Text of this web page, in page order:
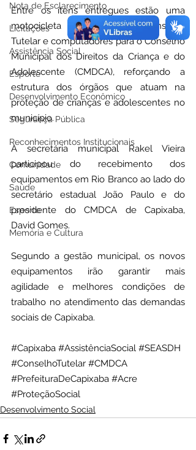
Nota de Esclarecimento
Licitações
Assistência Social
Esporte
Desenvolvimento Econômico
Segurança Pública
Reconhecimentos Institucionais
Comunidade
Saúde
Esporte
Memória e Cultura
Entre os itens entregues estão uma
motocicleta destinada ao Conselho
Tutelar e computadores para o Conselho
Municipal dos Direitos da Criança e do
Adolescente (CMDCA), reforçando a
estrutura dos órgãos que atuam na
proteção de crianças e adolescentes no
município.
A secretária municipal Rakel Vieira
participou do recebimento dos
equipamentos em Rio Branco ao lado do
secretário estadual João Paulo e do
presidente do CMDCA de Capixaba,
David Gomes.
Segundo a gestão municipal, os novos
equipamentos irão garantir mais
agilidade e melhores condições de
trabalho no atendimento das demandas
sociais de Capixaba.
#Capixaba #AssistênciaSocial #SEASDH
#ConselhoTutelar #CMDCA
#PrefeituraDeCapixaba #Acre
#ProteçãoSocial
Desenvolvimento Social